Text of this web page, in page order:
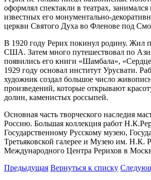
оформлял спектакли в театрах,
известных его монументально-
церкви Святого Духа во Фленове под
В 1920 году Рерих покинул родину. Жил
США. Затем много путешествовал по
появились его книги «Шамбала»,
1929 году основал институт Урусвати.
художник создал большое число
произведений, которые открывают
долин, каменистых россыпей.
Основная часть творческого наследия
Россию. Большая коллекция работ
Государственному Русскому музею,
Третьяковской галерее и Музею им. Н.К.
Международного Центра Рерихов в
Предыдущая Вернуться к списку